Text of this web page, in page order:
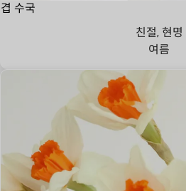
겹 수국
친절, 현명
여름